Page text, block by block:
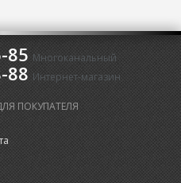
85 Многоканальный
88 Интернет-магазин
ПОКУПАТЕЛЯ